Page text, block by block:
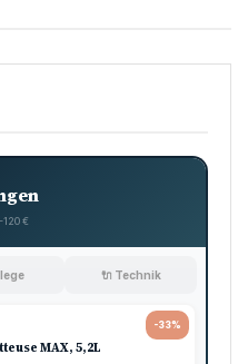
€
🔌 Technik
-33%
MAX, 5,2L